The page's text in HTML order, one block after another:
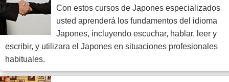
Con estos cursos de Japones especializados
usted aprenderá los fundamentos del idioma
Japones, incluyendo escuchar, hablar, leer y
escribir, y utilizara el Japones en situaciones profesionales
habituales.